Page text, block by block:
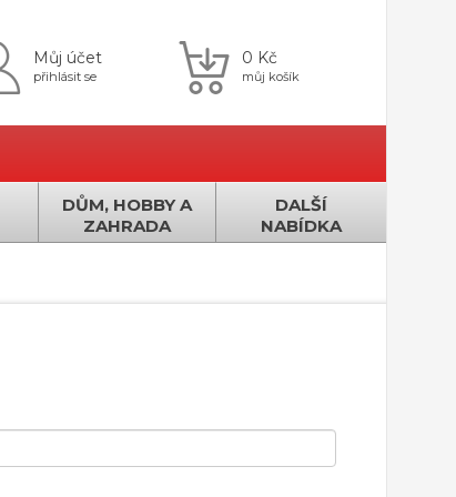
Můj účet
přihlásit se
0 Kč
můj košík
DŮM, HOBBY A
ZAHRADA
DALŠÍ
NABÍDKA